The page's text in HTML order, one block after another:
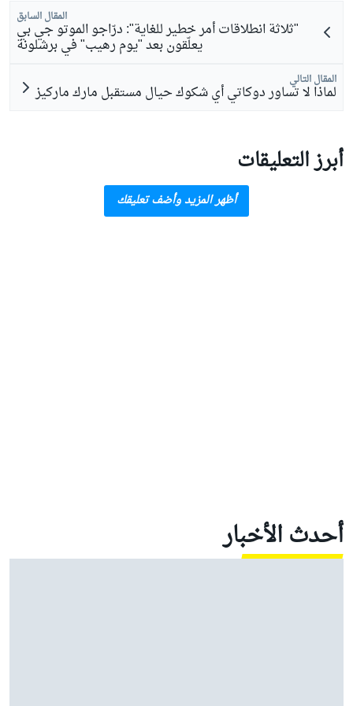
المقال السابق
"ثلاثة انطلاقات أمر خطير للغاية": درّاجو الموتو جي بي
يعلّقون بعد "يوم رهيب" في برشلونة
المقال التالي
لماذا لا تساور دوكاتي أي شكوك حيال مستقبل مارك ماركيز
أبرز التعليقات
أظهر المزيد وأضف تعليقك
أحدث الأخبار